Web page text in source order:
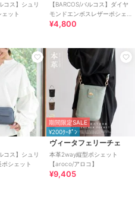
コス】シュリ
ット
【BARCOS/バルコス】ダイヤ
モンドエンボスレザーポシェ
ット
¥4,800
コス】シュリ
シェット
期間限定SALE
¥200ｸｰﾎﾟﾝ
ヴィータフェリーチェ
本革2way縦型ポシェット
【aroco/アロコ】
¥9,405